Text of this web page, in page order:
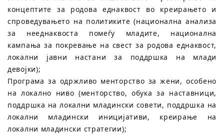
концептите за родова еднаквост во креирањето и
спроведувањето на политиките (национална анализа
за нееднаквоста помеѓу младите, национална
кампања за покревање на свест за родова еднаквост,
локални јавни настани за поддршка на млади
девојки);
Програма за одржливо менторство за жени, особено
на локално ниво (менторство, обука за наставници,
поддршка на локални младински совети, поддршка на
локални младински иницијативи, креирање на
локални младински стратегии);